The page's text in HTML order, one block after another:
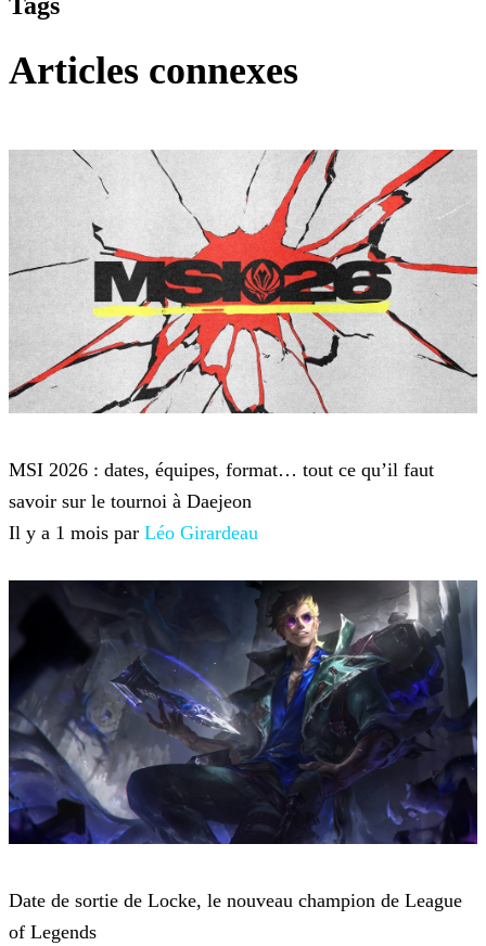
Tags
Articles connexes
MSI 2026 : dates, équipes, format… tout ce qu’il faut
savoir sur le tournoi à Daejeon
Il y a 1 mois par Léo Girardeau
Date de sortie de Locke, le nouveau champion de League
of Legends